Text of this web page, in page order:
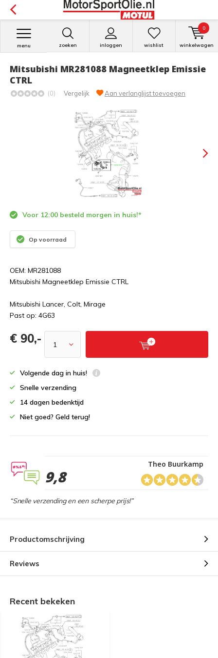
zoeken inloggen
menu wishlist winkelwagen
0
Mitsubishi MR281088 Magneetklep Emissie
CTRL
(0) Vergelijk Aan verlanglijst toevoegen
Voor 12:00 besteld morgen in huis!*
Op voorraad
OEM: MR281088
Mitsubishi Magneetklep Emissie CTRL
Mitsubishi Lancer, Colt, Mirage
Past op: 4G63
€ 90,-
Volgende dag in huis!
Snelle verzending
14 dagen bedenktijd
Niet goed? Geld terug!
9,8
Theo Buurkamp
“Snelle verzending en een scherpe prijs!”
Productomschrijving
Reviews
Recent bekeken